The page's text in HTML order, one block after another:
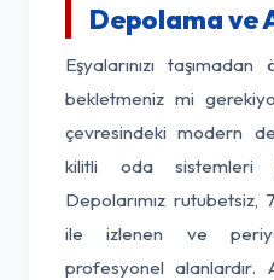
Depolama ve
Eşyalarınızı
bekletmeniz mi
çevresindeki modern
kilitli oda sistemleri
Depolarımız rutubetsiz,
ile izlenen ve
profesyonel alanlardır.